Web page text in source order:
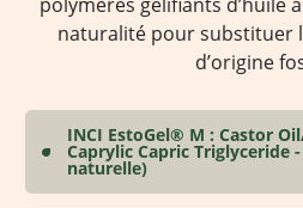
naturalité pour substituer
d’origine
INCI EstoGel® M : Castor
Caprylic Capric Triglyceride
naturelle)